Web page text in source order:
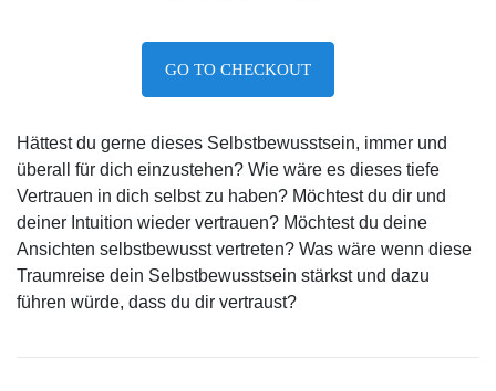
GO TO CHECKOUT
Hättest du gerne dieses Selbstbewusstsein, immer und
überall für dich einzustehen? Wie wäre es dieses tiefe
Vertrauen in dich selbst zu haben? Möchtest du dir und
deiner Intuition wieder vertrauen? Möchtest du deine
Ansichten selbstbewusst vertreten? Was wäre wenn diese
Traumreise dein Selbstbewusstsein stärkst und dazu
führen würde, dass du dir vertraust?